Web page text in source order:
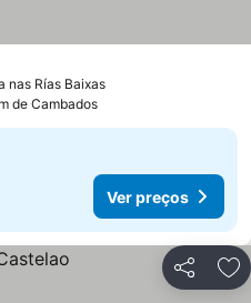
nas Rías Baixas
de Cambados
Ver preços
Partilhar